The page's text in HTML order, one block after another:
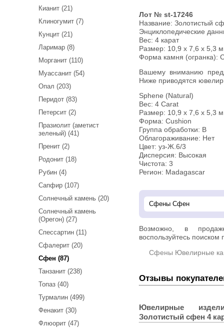
Кианит (21)
Клиногумит (7)
Кунцит (21)
Ларимар (8)
Морганит (110)
Муассанит (54)
Опал (203)
Перидот (83)
Петерсит (2)
Празиолит (аметист
зеленый) (41)
Пренит (2)
Родонит (18)
Рубин (4)
Сапфир (107)
Солнечный камень (20)
Солнечный камень
(Орегон) (27)
Спессартин (11)
Сфалерит (20)
Сфен (87)
Танзанит (238)
Топаз (40)
Турмалин (499)
Фенакит (30)
Флюорит (47)
Лот № st-17246
Название: Золотистый
Энциклопедические
Вес: 4 карат
Размер: 10,9 x 7,6 x 5,3
Форма камня (огранка):
Вашему вниманию предлагается крупный золотистый сфен!
Ниже приводятся
Sphene (Natural)
Вес: 4 Carat
Размер: 10,9 х 7,6 х 5,3
Форма: Cushion
Группа обработки: В
Облагораживание: Нет
Цвет: уз-Ж.6/3
Дисперсия: Высокая
Чистота: 3
Регион: Madagascar
Возможно, в
воспользуйтесь поиском
Сфены Ювелирные
Отзывы
Ювелирные
Золотистый сфен 4